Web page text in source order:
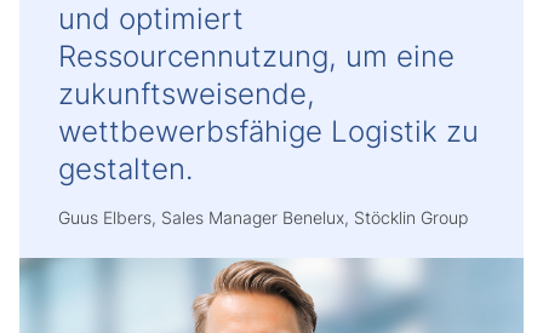
und optimiert
Ressourcennutzung, um eine
zukunftsweisende,
wettbewerbsfähige Logistik zu
gestalten.
Guus Elbers, Sales Manager Benelux, Stöcklin Group